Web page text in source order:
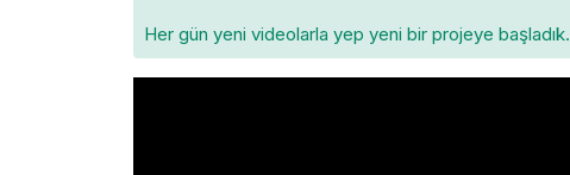
Her gün yeni videolarla yep yeni bir projeye başladık.